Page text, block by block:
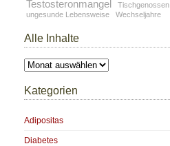
Testosteronmangel
Tischgenossen
ungesunde Lebensweise
Wechseljahre
Alle Inhalte
Alle
Inhalte
Kategorien
Adipositas
Diabetes